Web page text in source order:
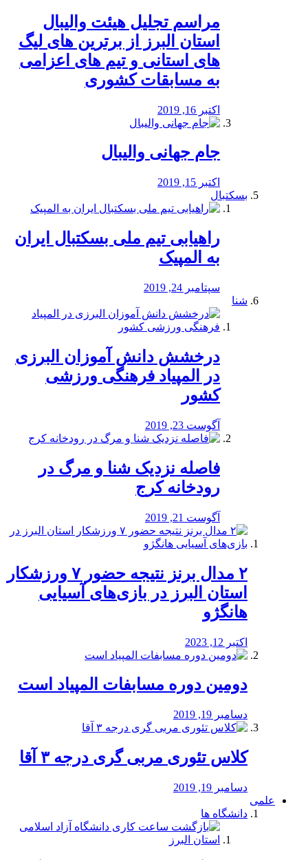
مراسم تجلیل هیئت والیبال
استان البرز از برترین های لیگ
های استانی و تیم های اعزامی
به مسابقات کشوری
اکتبر 16, 2019
جام جهانی والیبال
اکتبر 15, 2019
بسکتبال
راهیابی تیم ملی بسکتبال ایران
به المپیک
سپتامبر 24, 2019
شنا
درخشش دانش آموزان البرزی
در المپیاد فرهنگی ورزشی
کشور
آگوست 23, 2019
️فاصله نزدیک شنا و مرگ در
رودخانه کرج
آگوست 21, 2019
۲ مدال برنز نتیجه حضور ۷ ورزشکار
استان البرز در بازی‌های آسیایی
هانگژو
اکتبر 12, 2023
دومین دوره مسابفات المپیاد است
دسامبر 19, 2019
کلاس تئوری مربی گری درجه ۳ آقا
دسامبر 19, 2019
علمی
دانشگاه ها